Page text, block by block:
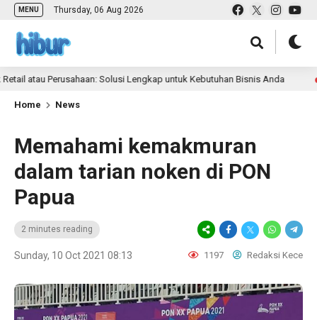
MENU Thursday, 06 Aug 2026
Perusahaan: Solusi Lengkap untuk Kebutuhan Bisnis Anda 8
Home News
Memahami kemakmuran
dalam tarian noken di PON
Papua
2 minutes reading
Sunday, 10 Oct 2021 08:13 1197 Redaksi Kece